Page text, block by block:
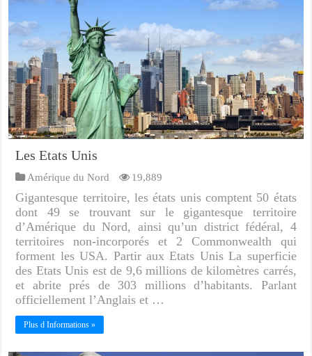
Les Etats Unis
Amérique du Nord 19,889
Gigantesque territoire, les états unis comptent 50 états
dont 49 se trouvant sur le gigantesque territoire
d’Amérique du Nord, ainsi qu’un district fédéral, 4
territoires non-incorporés et 2 Commonwealth qui
forment les USA. Partir aux Etats Unis La superficie
des Etats Unis est de 9,6 millions de kilomètres carrés,
et abrite prés de 303 millions d’habitants. Parlant
officiellement l’Anglais et …
Plus d Informations »